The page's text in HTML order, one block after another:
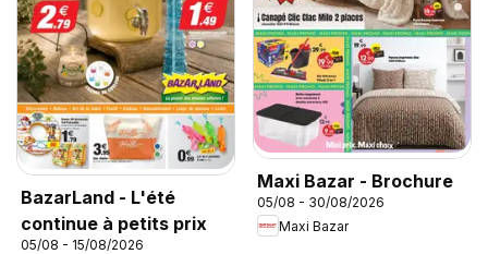
BazarLand - L'été
continue à petits prix
05/08 - 15/08/2026
Maxi Bazar - Brochure
05/08 - 30/08/2026
Maxi Bazar